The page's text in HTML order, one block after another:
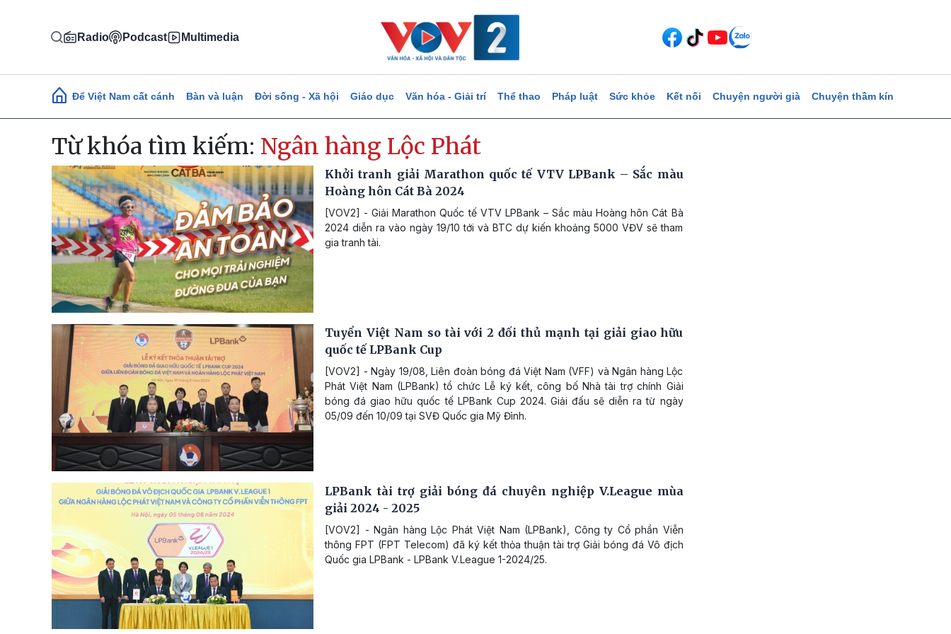
Radio Podcast Multimedia
Main navigation
Để Việt Nam cất cánh Bàn và luận Đời sống - Xã hội Giáo dục Văn hóa - Giải trí Thể thao Pháp luật Sức khỏe Kết nối Chuyện người già Chuyện thầm kín
Từ khóa tìm kiếm: Ngân hàng Lộc Phát
Khởi tranh giải Marathon quốc tế VTV LPBank – Sắc màu
Hoàng hôn Cát Bà 2024
[VOV2] - Giải Marathon Quốc tế VTV LPBank – Sắc màu Hoàng hôn Cát Bà
2024 diễn ra vào ngày 19/10 tới và BTC dự kiến khoảng 5000 VĐV sẽ tham
gia tranh tài.
Tuyển Việt Nam so tài với 2 đối thủ mạnh tại giải giao hữu
quốc tế LPBank Cup
[VOV2] - Ngày 19/08, Liên đoàn bóng đá Việt Nam (VFF) và Ngân hàng Lộc
Phát Việt Nam (LPBank) tổ chức Lễ ký kết, công bố Nhà tài trợ chính Giải
bóng đá giao hữu quốc tế LPBank Cup 2024. Giải đấu sẽ diễn ra từ ngày
05/09 đến 10/09 tại SVĐ Quốc gia Mỹ Đình.
LPBank tài trợ giải bóng đá chuyên nghiệp V.League mùa
giải 2024 - 2025
[VOV2] - Ngân hàng Lộc Phát Việt Nam (LPBank), Công ty Cổ phần Viễn
thông FPT (FPT Telecom) đã ký kết thỏa thuận tài trợ Giải bóng đá Vô địch
Quốc gia LPBank - LPBank V.League 1-2024/25.